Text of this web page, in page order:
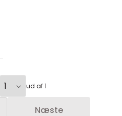
ud af 1
Næste